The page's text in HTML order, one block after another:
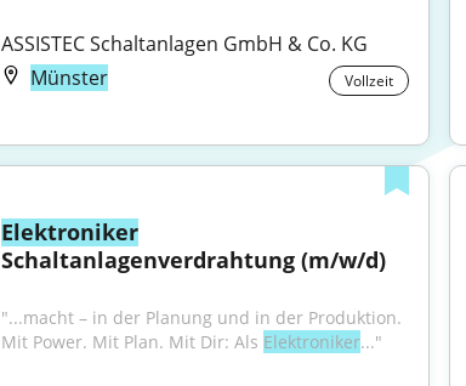
ASSISTEC Schaltanlagen GmbH & Co. KG
Münster
Vollzeit
Elektroniker
Schaltanlagenverdrahtung (m/w/d)
"...macht – in der Planung und in der Produktion.
Mit Power. Mit Plan. Mit Dir: Als Elektroniker..."